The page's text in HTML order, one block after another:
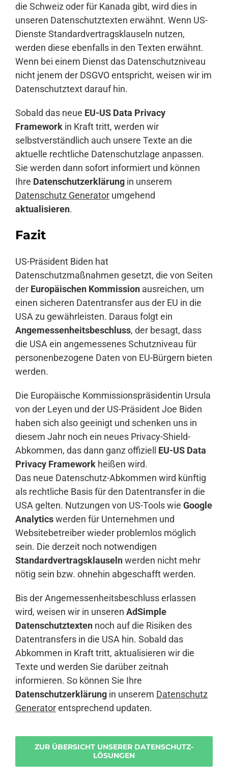
die Schweiz oder für Kanada gibt, wird dies in
unseren Datenschutztexten erwähnt. Wenn US-
Dienste Standardvertragsklauseln nutzen,
werden diese ebenfalls in den Texten erwähnt.
Wenn bei einem Dienst das Datenschutzniveau
nicht jenem der DSGVO entspricht, weisen wir im
Datenschutztext darauf hin.
Sobald das neue EU-US Data Privacy
Framework in Kraft tritt, werden wir
selbstverständlich auch unsere Texte an die
aktuelle rechtliche Datenschutzlage anpassen.
Sie werden dann sofort informiert und können
Ihre Datenschutzerklärung in unserem
Datenschutz Generator umgehend
aktualisieren.
Fazit
US-Präsident Biden hat
Datenschutzmaßnahmen gesetzt, die von Seiten
der Europäischen Kommission ausreichen, um
einen sicheren Datentransfer aus der EU in die
USA zu gewährleisten. Daraus folgt ein
Angemessenheitsbeschluss, der besagt, dass
die USA ein angemessenes Schutzniveau für
personenbezogene Daten von EU-Bürgern bieten
werden.
Die Europäische Kommissionspräsidentin Ursula
von der Leyen und der US-Präsident Joe Biden
haben sich also geeinigt und schenken uns in
diesem Jahr noch ein neues Privacy-Shield-
Abkommen, das dann ganz offiziell EU-US Data
Privacy Framework heißen wird.
Das neue Datenschutz-Abkommen wird künftig
als rechtliche Basis für den Datentransfer in die
USA gelten. Nutzungen von US-Tools wie Google
Analyticswerden für Unternehmen und
Websitebetreiber wieder problemlos möglich
sein. Die derzeit noch notwendigen
Standardvertragsklauselnwerden nicht mehr
nötig sein bzw. ohnehin abgeschafft werden.
Bis der Angemessenheitsbeschluss erlassen
wird, weisen wir in unseren AdSimple
Datenschutztexten noch auf die Risiken des
Datentransfers in die USA hin. Sobald das
Abkommen in Kraft tritt, aktualisieren wir die
Texte und werden Sie darüber zeitnah
informieren. So können Sie Ihre
Datenschutzerklärung in unserem Datenschutz
Generatorentsprechend updaten.
ZUR ÜBERSICHT UNSERER DATENSCHUTZ-
LÖSUNGEN